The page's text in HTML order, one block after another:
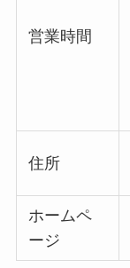
営業時間
住所
ホームペ
ージ